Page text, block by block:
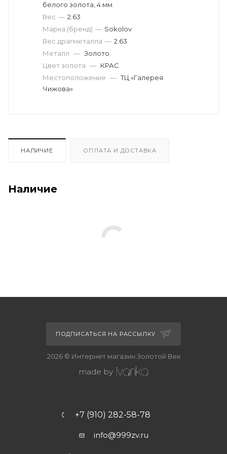
белого золота, 4 мм
Вес драгметалла — 2.63
Марка (бренд) — Sokolov
Вес — 2.63
Металл — Золото
Цвет золота — КРАС
Местоположение — ТЦ «Галерея
Чижова»
НАЛИЧИЕ ОПЛАТА И ДОСТАВКА
Наличие
ПОДПИСАТЬСЯ НА РАССЫЛКУ
2026 © Интернет магазин Золотой Век
made by
+7 (910) 282-58-78
info@999zv.ru